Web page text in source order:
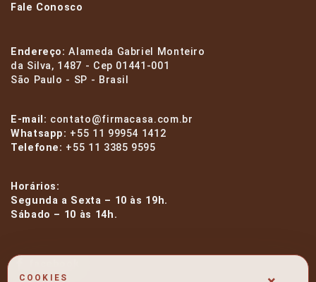
Fale Conosco
Endereço:Alameda Gabriel Monteiro
da Silva, 1487 - Cep 01441-001
São Paulo - SP - Brasil
E-mail: contato@firmacasa.com.br
Whatsapp: +55 11 99954 1412
Telefone: +55 11 3385 9595
Horários:
Segunda a Sexta – 10 às 19h.
Sábado – 10 às 14h.
COOKIES